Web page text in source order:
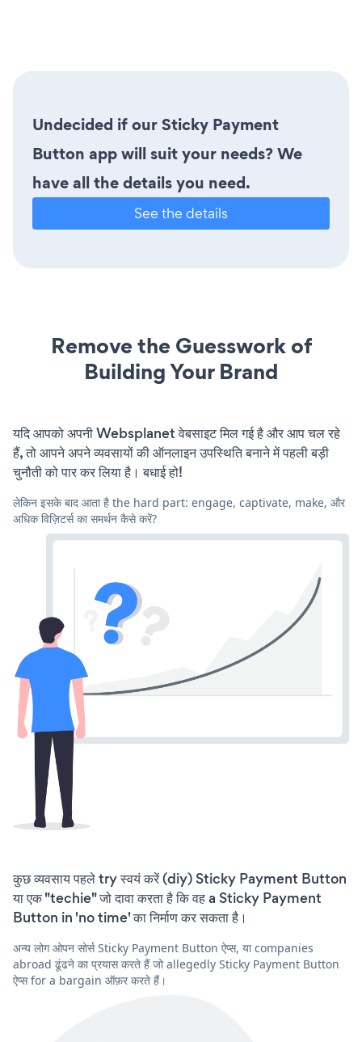
Undecided if our Sticky Payment
Button app will suit your needs? We
have all the details you need.
See the details
Remove the Guesswork of
Building Your Brand
यदि आपको अपनी Websplanet वेबसाइट मिल गई है और आप चल रहे
हैं, तो आपने अपने व्यवसायों की ऑनलाइन उपस्थिति बनाने में पहली बड़ी
चुनौती को पार कर लिया है। बधाई हो!
लेकिन इसके बाद आता है the hard part: engage, captivate, make, और
अधिक विज़िटर्स का समर्थन कैसे करें?
कुछ व्यवसाय पहले try स्वयं करें (diy) Sticky Payment Button
या एक "techie" जो दावा करता है कि वह a Sticky Payment
Button in 'no time' का निर्माण कर सकता है।
अन्य लोग ओपन सोर्स Sticky Payment Button ऐप्स, या companies
abroad ढूंढने का प्रयास करते हैं जो allegedly Sticky Payment Button
ऐप्स for a bargain ऑफ़र करते हैं।